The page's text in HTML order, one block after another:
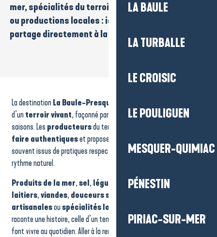
LA BAULE
LA TURBALLE
LE CROISIC
LE POULIGUEN
MESQUER-QUIMIAC
PÉNESTIN
PIRIAC-SUR-MER
mer, spécialités du terroir
douceurs artisanales
ou productions locales : ici, le goût du vrai se
partage directement à la source.
La Penbéenne
L'Atelier du Sel
Lemoine Maraîcher - Le Potager de Lili
Confiserie Mignon
Maison Bernard &fils
Les Jardins de la Mer - Algues et spécialités
Les Délices de l'Ecoasis
Fumoir des 2 Marais
Le Potager de Trébestan
Huitric Producteur
La destinationLa Baule-Presqu’île de Guérande
d’unterroir vivant, façonné par l’océan, les marais, la terre et les
saisons. Les producteursdu territoire perpétuent des
faire authentiqueset proposent des
souvent issus de pratiques respectueuses de l’environnement et du
rythme naturel.
Produits de la mer,sel, légumes fruits ,produits
laitiers,viandes, douceurs sucrées
artisanalesouspécialités locales
raconte une histoire, celle d’un territoire et de celles et ceux qui le
font vivre au quotidien. Aller à la rencontre des producteurs, c’est